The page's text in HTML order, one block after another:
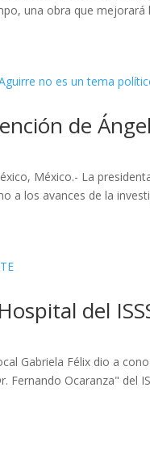
una obra que
de
México.- La
a los avances de la
del
Gabriela Félix dio a
Fernando Ocaranza" del